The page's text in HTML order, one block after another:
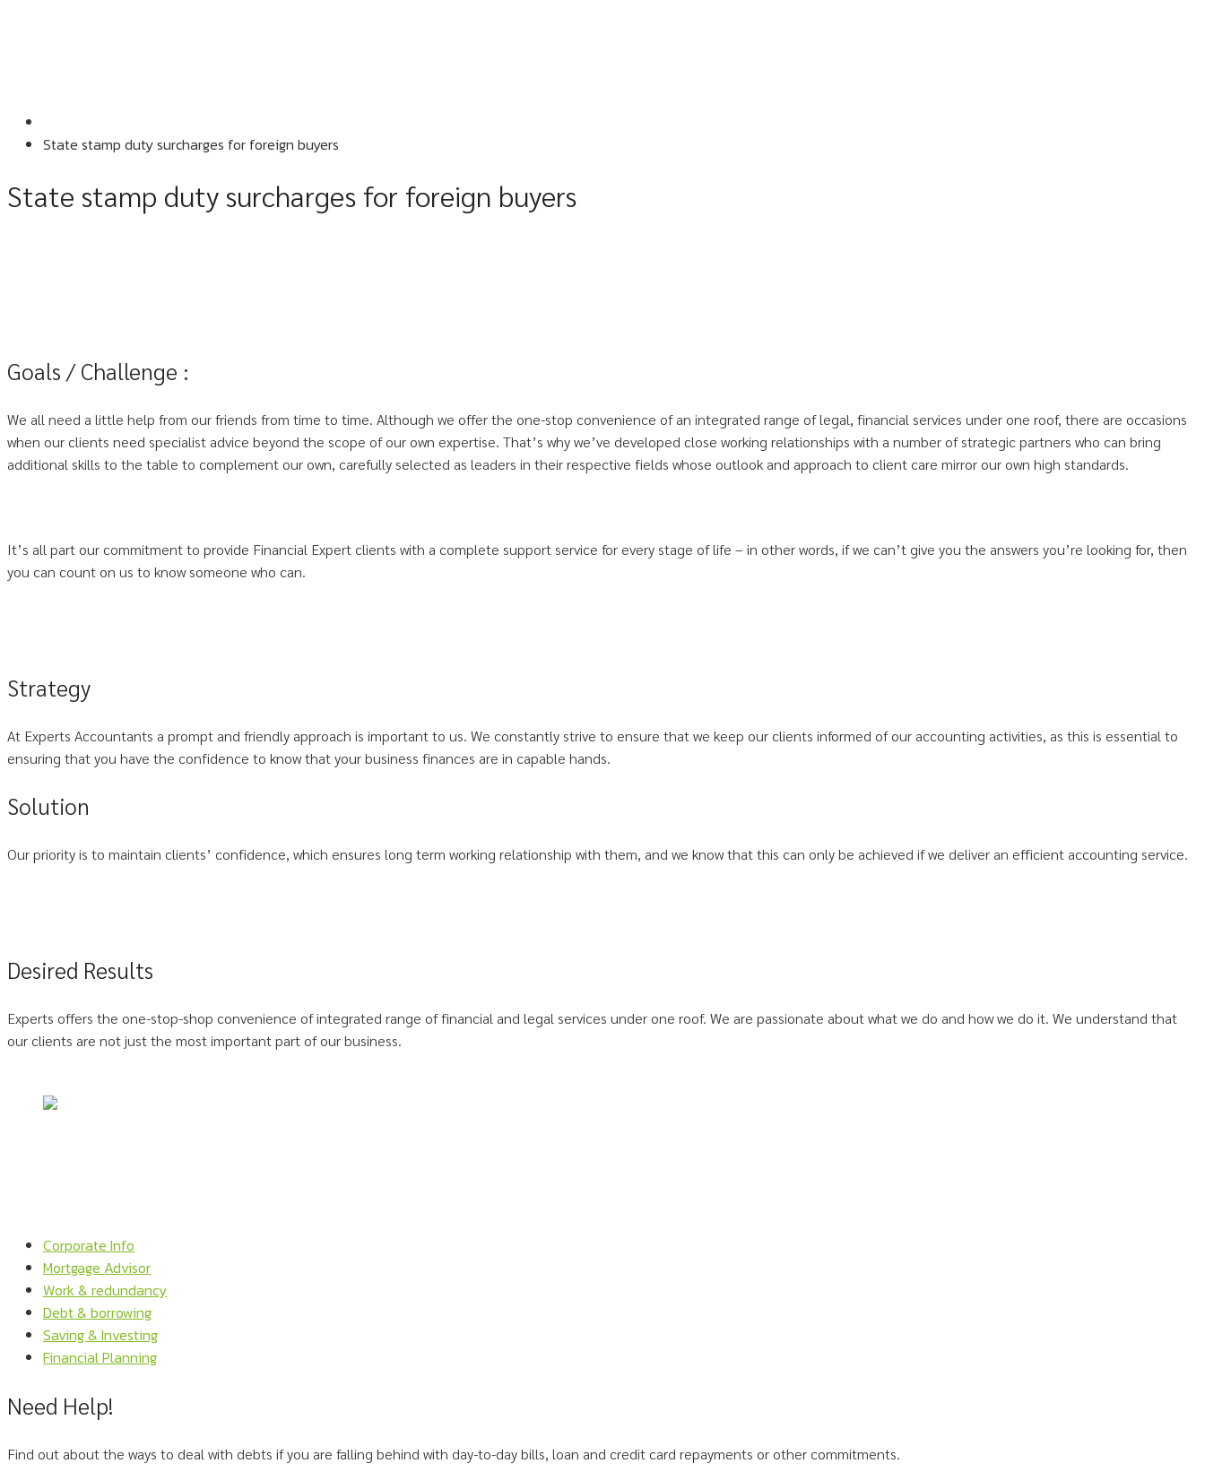
State stamp duty surcharges for foreign buyers
State stamp duty surcharges for foreign buyers
Goals / Challenge :
We all need a little help from our friends from time to time. Although we offer the one-stop convenience of an integrated range of legal, financial services under one roof, there are occasions
when our clients need specialist advice beyond the scope of our own expertise. That’s why we’ve developed close working relationships with a number of strategic partners who can bring
additional skills to the table to complement our own, carefully selected as leaders in their respective fields whose outlook and approach to client care mirror our own high standards.
It’s all part our commitment to provide Financial Expert clients with a complete support service for every stage of life – in other words, if we can’t give you the answers you’re looking for, then
you can count on us to know someone who can.
Strategy
At Experts Accountants a prompt and friendly approach is important to us. We constantly strive to ensure that we keep our clients informed of our accounting activities, as this is essential to
ensuring that you have the confidence to know that your business finances are in capable hands.
Solution
Our priority is to maintain clients’ confidence, which ensures long term working relationship with them, and we know that this can only be achieved if we deliver an efficient accounting service.
Desired Results
Experts offers the one-stop-shop convenience of integrated range of financial and legal services under one roof. We are passionate about what we do and how we do it. We understand that
our clients are not just the most important part of our business.
Corporate Info
Mortgage Advisor
Work & redundancy
Debt & borrowing
Saving & Investing
Financial Planning
Need Help!
Find out about the ways to deal with debts if you are falling behind with day-to-day bills, loan and credit card repayments or other commitments.